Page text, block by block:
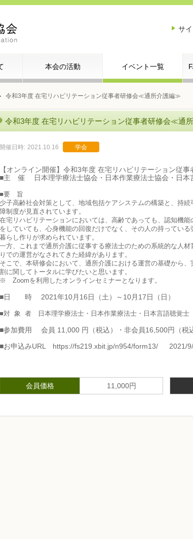
サ
本会の活動 イベント一覧
令和3年度 在宅リハビリテーション従事者研修会≪通所介護編≫
令和3年度 在宅リハビリテーション従事者研修会≪通
開催日時: 2021.10.16 学会
【オンライン開催】令和3年度 在宅リハビリテーション従
■主 催 日本理学療法士協会・日本作業療法士協会・日本
■要 旨
少子高齢社会対策として、地域包括ケアシステムの構築と、持
障制度が見直されています。
在宅リハビリテーションにおいては、高齢であっても、認知機
をしていても、心身機能の回復だけでなく、その人の持ってい
暮らし作りが求められています。
一方、これまで通所介護に従事する療法士のための系統的な人
りでの運営がなされてきた経緯があります。
そこで、本研修会において、通所介護における運営の基礎から
割に関してトータルに学びたいと思います。
※ Zoomを利用したオンラインセミナーとなります。
■日 時 2021年10月16日（土）～10月17日（日）
■対 象 者 日本理学療法士・日本作業療法士・日本言語聴覚士
■参加費用 会員 11,000 円（税込）・非会員16,500円（税
■お申込みURL https://fs219.xbit.jp/n954/form13/ 2021/9/
会員価格 11,000円